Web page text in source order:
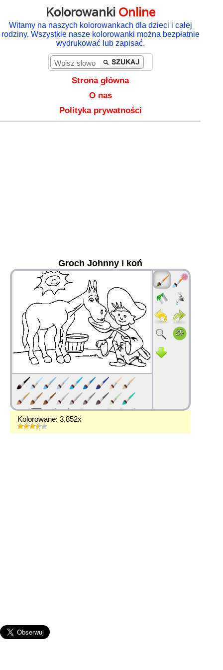
Kolorowanki Online
Witamy na naszych kolorowankach dla dzieci i całej
rodziny. Wszystkie nasze kolorowanki można bezpłatnie
wydrukować lub zapisać.
Strona główna
O nas
Polityka prywatności
Groch Johnny i koń
Kolorowane: 3,852x